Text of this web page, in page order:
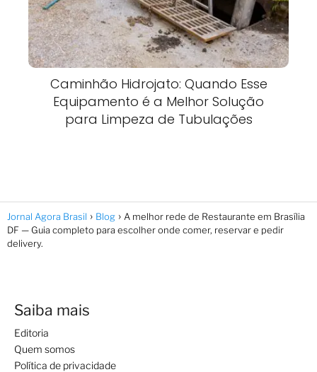
Caminhão Hidrojato: Quando Esse
Equipamento é a Melhor Solução
para Limpeza de Tubulações
Jornal Agora Brasil Blog
A melhor rede de Restaurante em Brasília
DF — Guia completo para escolher onde comer, reservar e pedir
delivery.
Saiba mais
Editoria
Quem somos
Política de privacidade